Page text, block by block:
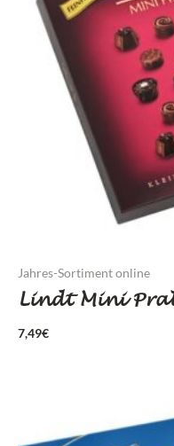
Jahres-Sortiment online
Lindt Mini
7,49€